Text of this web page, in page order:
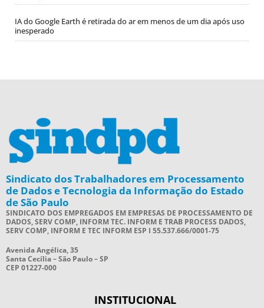
IA do Google Earth é retirada do ar em menos de um dia após uso
inesperado
Sindicato dos Trabalhadores em Processamento
de Dados e Tecnologia da Informação do Estado
de São Paulo
SINDICATO DOS EMPREGADOS EM EMPRESAS DE PROCESSAMENTO DE
DADOS, SERV COMP, INFORM TEC. INFORM E TRAB PROCESS DADOS,
SERV COMP, INFORM E TEC INFORM ESP I 55.537.666/0001-75
Avenida Angélica, 35
Santa Cecília – São Paulo – SP
CEP 01227-000
INSTITUCIONAL